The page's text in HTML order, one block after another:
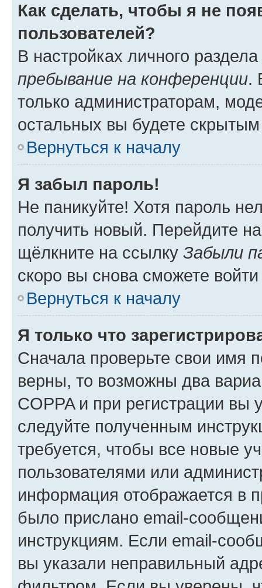
Как сделать, чтобы я не
пользователей?
В настройках личного
пребывание на конференции.
только администраторам,
остальных вы будете
Вернуться к началу
Я забыл пароль!
Не паникуйте! Хотя пароль
получить новый. Перейдите
щёлкните на ссылку Забыли
скоро вы снова сможете
Вернуться к началу
Я только что
Сначала проверьте свои имя
верны, то возможны два
COPPA и при регистрации вы
следуйте полученным
требуется, чтобы все новые
пользователями или
информация отображается в
было прислано email-
инструкциям. Если email-
вы указали неправильный